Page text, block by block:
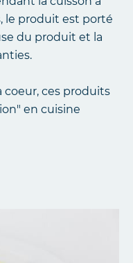
le produit est porté
du produit et la
coeur, ces produits
en cuisine